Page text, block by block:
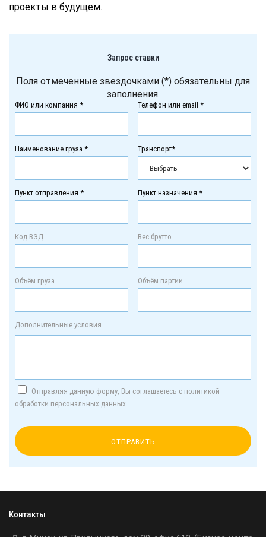
проекты в будущем.
Запрос ставки
Поля отмеченные звездочками (*) обязательны для
заполнения.
ФИО или компания * Телефон или email *
Наименование груза * Транспорт*
Пункт отправления * Пункт назначения *
Код ВЭД Вес брутто
Объём груза Объём партии
Дополнительные условия
Отправляя данную форму, Вы соглашаетесь с политикой
обработки персональных данных
Контакты